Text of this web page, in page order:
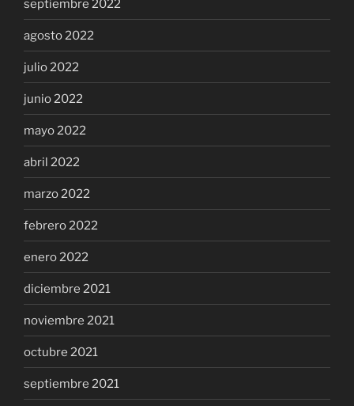
septiembre 2022
agosto 2022
julio 2022
junio 2022
mayo 2022
abril 2022
marzo 2022
febrero 2022
enero 2022
diciembre 2021
noviembre 2021
octubre 2021
septiembre 2021